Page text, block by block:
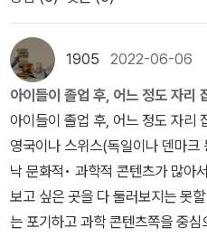
칙’을 제시하고, 힘을 받는 물체의
했다. 제2권에서는 유체 속에서
타원 모양을 그리며 운동할 수 없
오의 낙하법칙을 이용해 행성과
끄는 인력을 받는다는 점을 밝혀
의 제곱에 반비례하고 질량에 비
로 우리가 익히 알고 있는 ‘보편중
까? 질량을 가진 모든 물체 사이
중학교 수학 시간에 배우는 평면
론 The Elements>에 바탕을 둔
에는 알려져 있었으나 서유럽에는
져 ‘얼마냐?’라는 뜻의 중국말인 ‘
기하를 아우르는 수학이란 뜻의
라는 이름을 붙였다고 한다. 청의
보다 짧고 쉬운 책은 없는가?” 불
르네 데카르트가 좌표계를 발명함
기하학 분야가 성립된다. 해석기하
아, 맞아, 그때도 힘이 장사였는데
닐 수가 있어야지, 원. 에구, 그냥
풀 섞지 말고, 그래, 옳지, 참 예쁘
거야, 꽃은 사랑이니까, 5천이면
거 얼마나 멀다고, 걷다가 힘들면
도 데려다 준다니까, 저어기 아가
그려, 또 올 게. 2. 못된 사과의 기
했습니다.'여기서 자전거는 물체,
리 물체는 빠르게 이동하기도 하
달라지기도 하고 빠르기가 일정하
1905 2022-06-06
아이들이 졸업 후, 어느 정도 자리
아이들이 졸업 후, 어느 정도 자리
영국이나 스위스(독일이나 덴마크
낙 문화적• 과학적 콘텐츠가 많아
보고 싶은 곳을 다 둘러보지는 못
는 포기하고 과학 콘텐츠쪽을 중